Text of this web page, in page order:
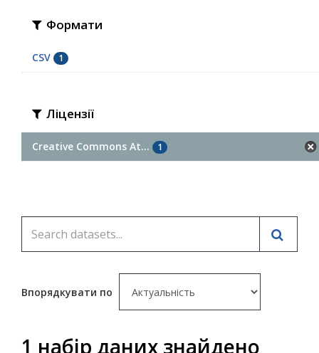
Формати
CSV 1
Ліцензії
Creative Commons At... 1
Впорядкувати по
1 набір даних знайдено